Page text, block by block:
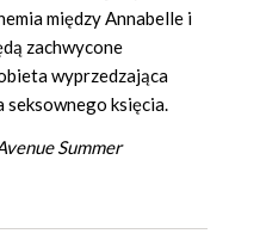
między Annabelle i
zachwycone
wyprzedzająca
seksownego księcia.
Summer